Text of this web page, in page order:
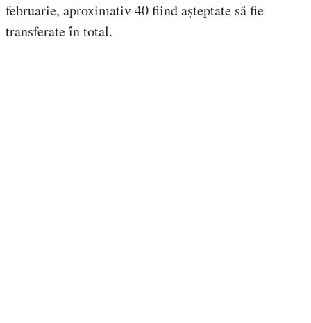
februarie, aproximativ 40 fiind așteptate să fie
transferate în total.